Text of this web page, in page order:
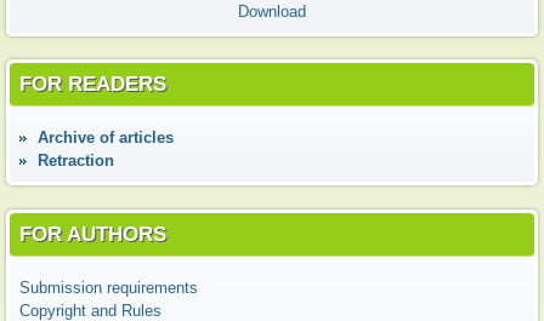
Download
FOR READERS
Аrchive of articles
Retraction
FOR AUTHORS
Submission requirements
Copyright and Rules